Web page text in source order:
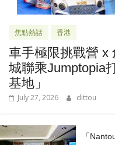
焦點熱話 香港
車手極限挑戰營 x
城聯乘Jumptopia
基地」
July 27, 2026 dittou
「